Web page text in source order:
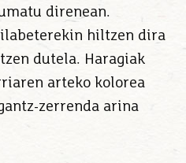
direnean.
hiltzen dira
dutela. Haragiak
arteko kolorea
zerrenda arina